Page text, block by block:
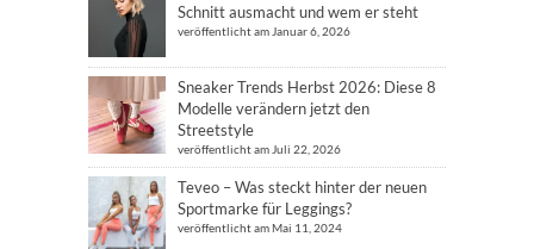
Schnitt ausmacht und wem er steht
veröffentlicht am Januar 6, 2026
Sneaker Trends Herbst 2026: Diese 8
Modelle verändern jetzt den
Streetstyle
veröffentlicht am Juli 22, 2026
Teveo – Was steckt hinter der neuen
Sportmarke für Leggings?
veröffentlicht am Mai 11, 2024